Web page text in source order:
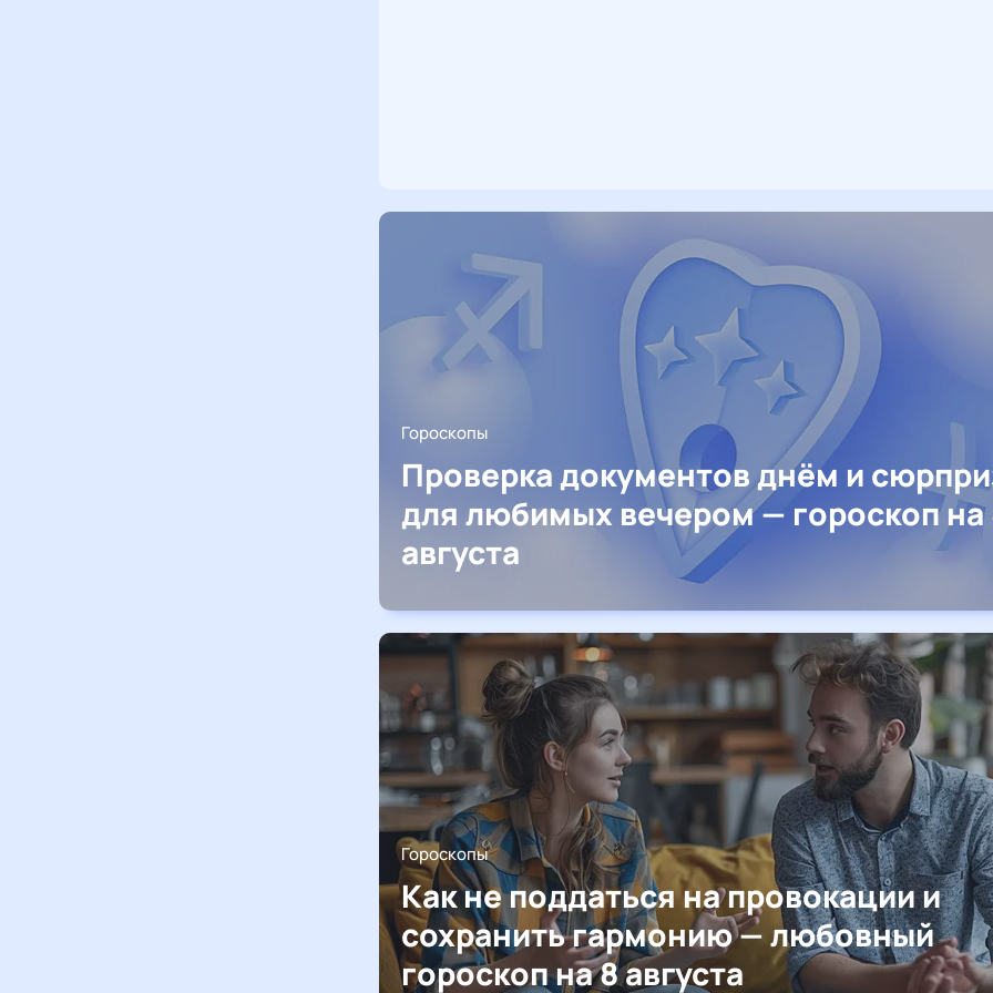
Гороскопы
Проверка документов днём и
для любимых вечером — гороскоп на
августа
Гороскопы
Как не поддаться на провокации и
сохранить гармонию — любовный
гороскоп на 8 августа